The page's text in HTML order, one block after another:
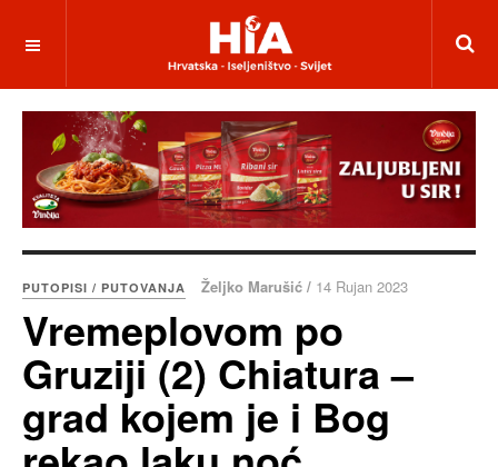
PUTOPISI / PUTOVANJA Željko Marušić / 14 Rujan 2023
Vremeplovom po
Gruziji (2) Chiatura –
grad kojem je i Bog